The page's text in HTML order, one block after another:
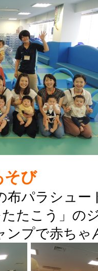
び
布パラシュ
たたこう」の
ンプで赤ちゃ